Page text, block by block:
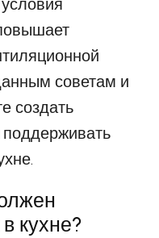
советам и
создать
кухне?